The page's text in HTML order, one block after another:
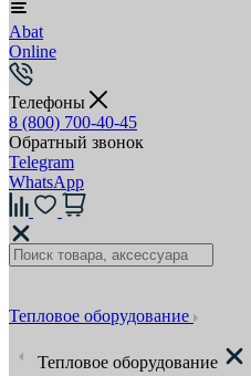
Abat
Online
Телефоны
8 (800) 700-40-45
Обратный звонок
Telegram
WhatsApp
Тепловое оборудование
Тепловое оборудование